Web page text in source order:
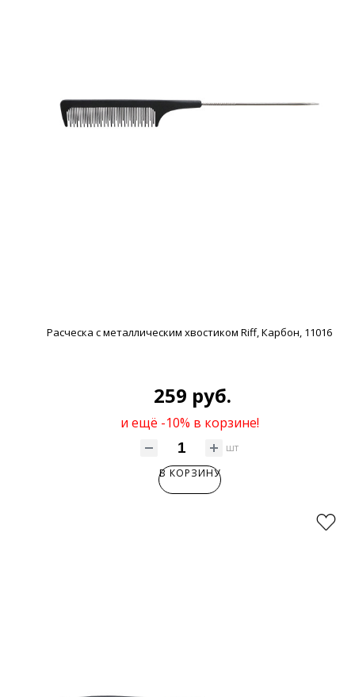
Расческа с металлическим хвостиком Riff, Карбон, 11016
259 руб.
и ещё -10% в корзине!
шт
В КОРЗИНУ